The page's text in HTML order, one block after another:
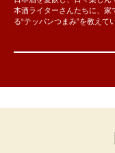
本酒ライターさんたちに、家
る“テッパンつまみ”を教えて